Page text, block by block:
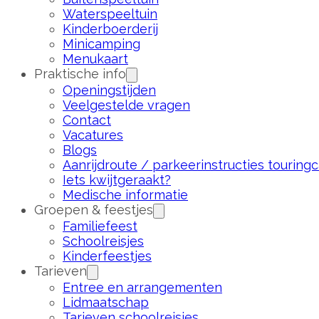
Waterspeeltuin
Kinderboerderij
Minicamping
Menukaart
Praktische info
Openingstijden
Veelgestelde vragen
Contact
Vacatures
Blogs
Aanrijdroute / parkeerinstructies
Iets kwijtgeraakt?
Medische informatie
Groepen & feestjes
Familiefeest
Schoolreisjes
Kinderfeestjes
Tarieven
Entree en arrangementen
Lidmaatschap